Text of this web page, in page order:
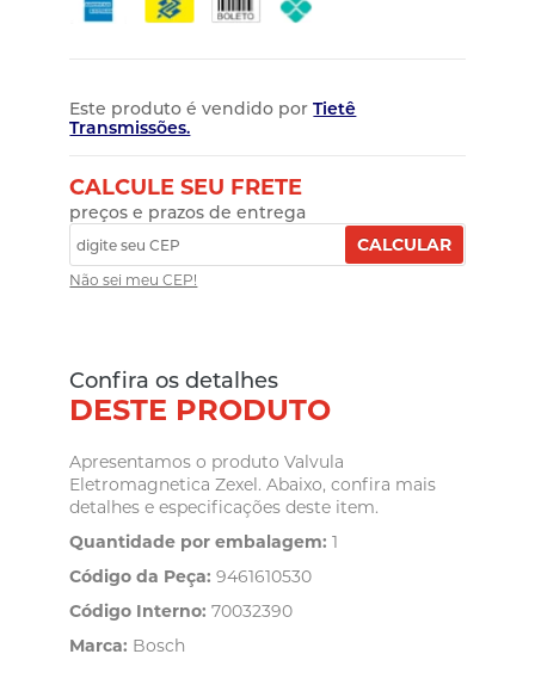
Este produto é vendido porTietê
Transmissões.
CALCULE SEU FRETE
preços e prazos de entrega
CALCULAR
Não sei meu CEP!
Confira os detalhes
DESTE PRODUTO
Apresentamos o produto Valvula
Eletromagnetica Zexel. Abaixo, confira mais
detalhes e especificações deste item.
Quantidade por embalagem: 1
Código da Peça: 9461610530
Código Interno: 70032390
Marca: Bosch